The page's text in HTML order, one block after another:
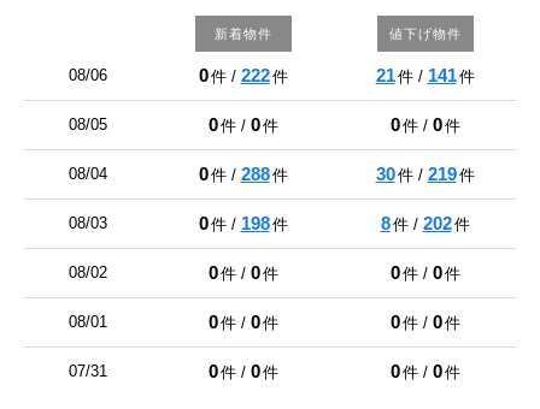
新着物件 値下げ物件
08/06 0件 / 222件 21件 / 141件
08/05 0件 / 0件 0件 / 0件
08/04 0件 / 288件 30件 / 219件
08/03 0件 / 198件 8件 / 202件
08/02 0件 / 0件 0件 / 0件
08/01 0件 / 0件 0件 / 0件
07/31 0件 / 0件 0件 / 0件